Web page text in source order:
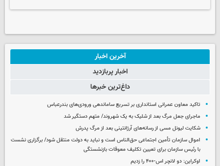
آخرین اخبار
اخبار پربازدید
داغ‌ترین خبرها
تاکید معاون عمرانی استانداری بر تسریع ساماندهی ورودی‌های بندرعباس
ماجرای جعل مرگ بعد از شلیک به یک شهروند/ متهم دستگیر شد
شکایت لیونل مسی از رسانه‌های آرژانتینی بعد از مرگ پدرش
اموال سازمان تأمین اجتماعی حق‌الناس است و نباید به دولت منتقل شود/ برگزاری نشست
با رئیس سازمان برای تعیین تکلیف معوقات بازنشستگی
اوکراین: دو لانچر اس-۴۰۰ را زدیم